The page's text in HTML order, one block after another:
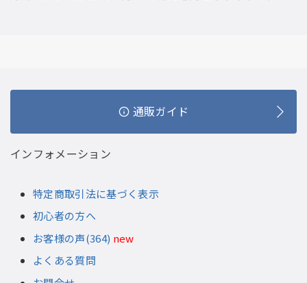
通販ガイド
インフォメーション
特定商取引法に基づく表示
初心者の方へ
お客様の声(364) new
よくある質問